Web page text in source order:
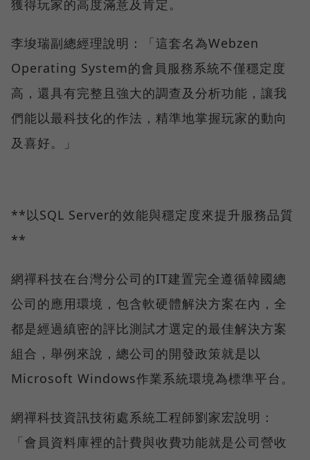
獲得玩家的高度滿意及肯定。
李埈瑞副總經理說明：「這套名為Webzen
Operating System的會員服務系統不僅穩定度
高，還具有完整且強大的調查及分析功能，讓我
們能以最科技化的作法，精準地掌握玩家的動向
及喜好。」
**以SQL Server的效能與穩定度來提升服務品質
**
網禪科技在台灣分公司的IT建置完全遵循韓國總
公司的應用環境，包含軟硬體解決方案在內，全
都是經過縝密的評比測試才選定的最佳解決方案
組合，舉例來說，總公司的開發政策就是以
Microsoft Windows作業系統環境為標準平台。
網禪科技資訊技術處系統工程師劉家宏說明：
「會員資料庫裡的計費與收費功能就是公司營收